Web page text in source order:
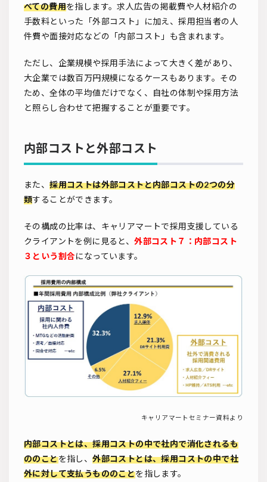
べての費用を指します。求人広告の掲載費や人材紹介の
手数料といった「外部コスト」に加え、採用担当者の人
件費や面接対応などの「内部コスト」も含まれます。
ただし、企業規模や採用手法によって大きく差があり、
大企業では数百万円規模になるケースもあります。その
ため、全体の平均値だけでなく、自社の体制や採用方法
と照らし合わせて把握することが重要です。
内部コストと外部コスト
また、採用コストは外部コストと内部コストの2つの分
類することができます。
その構成の比率は、キャリアマートで採用支援している
クライアントを例に見ると、外部コスト７：内部コスト
３という割合になっています。
キャリアマートセミナー資料より
内部コストとは、採用コストの中で社内で消化されるも
ののことを指し、外部コストとは、採用コストの中で社
外に対して支払うもののことを指します。